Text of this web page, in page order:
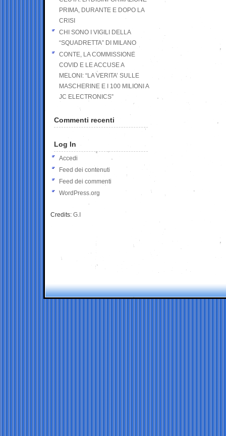
PRIMA, DURANTE E DOPO LA
CRISI
CHI SONO I VIGILI DELLA
“SQUADRETTA” DI MILANO
CONTE, LA COMMISSIONE
COVID E LE ACCUSE A
MELONI: “LA VERITA’ SULLE
MASCHERINE E I 100 MILIONI A
JC ELECTRONICS”
Commenti recenti
Log In
Accedi
Feed dei contenuti
Feed dei commenti
WordPress.org
Credits: G.I